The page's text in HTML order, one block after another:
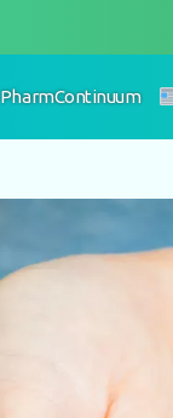
PharmContinuum